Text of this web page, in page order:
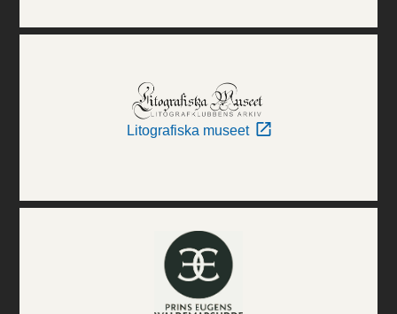
Litografiska museet